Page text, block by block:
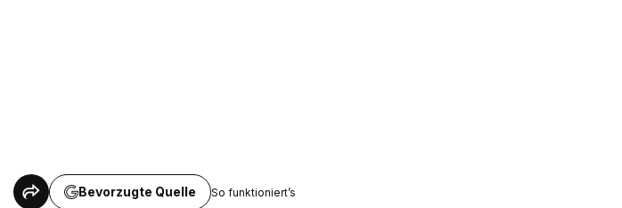
Bevorzugte Quelle So funktioniert’s